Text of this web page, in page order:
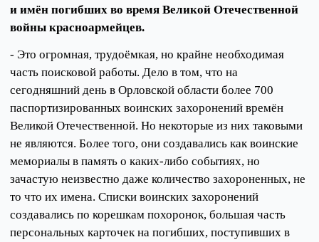
и имён погибших во время Великой Отечественной
войны красноармейцев.
- Это огромная, трудоёмкая, но крайне необходимая
часть поисковой работы. Дело в том, что на
сегодняшний день в Орловской области более 700
паспортизированных воинских захоронений времён
Великой Отечественной. Но некоторые из них таковыми
не являются. Более того, они создавались как воинские
мемориалы в память о каких-либо событиях, но
зачастую неизвестно даже количество захороненных, не
то что их имена. Списки воинских захоронений
создавались по корешкам похоронок, большая часть
персональных карточек на погибших, поступивших в